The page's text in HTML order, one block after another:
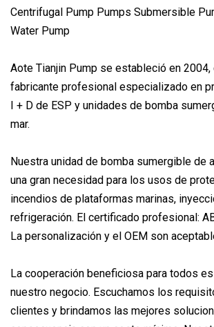
Aote Tianjin Pump se estableció en 2004,
fabricante profesional especializado en
I + D de ESP y unidades de bomba
mar.
Nuestra unidad de bomba sumergible de
una gran necesidad para los usos de
incendios de plataformas marinas,
refrigeración. El certificado profesional:
La personalización y el OEM son
La cooperación beneficiosa para todos
nuestro negocio. Escuchamos los
clientes y brindamos las mejores